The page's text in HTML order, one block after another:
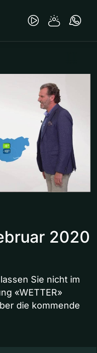
2020
Sie nicht im
«WETTER»
die kommende